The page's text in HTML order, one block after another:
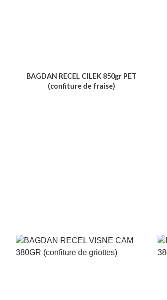
BAGDAN RECEL CILEK 850gr PET
(confiture de fraise)